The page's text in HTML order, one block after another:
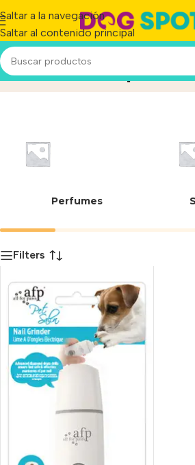
Saltar a la navegación
Saltar al contenido principal
Pet Salon AfpInicio/
Perfumes
Filters